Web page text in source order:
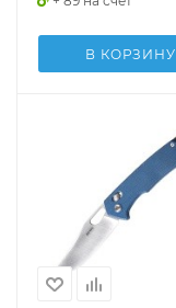
В КОРЗИНУ